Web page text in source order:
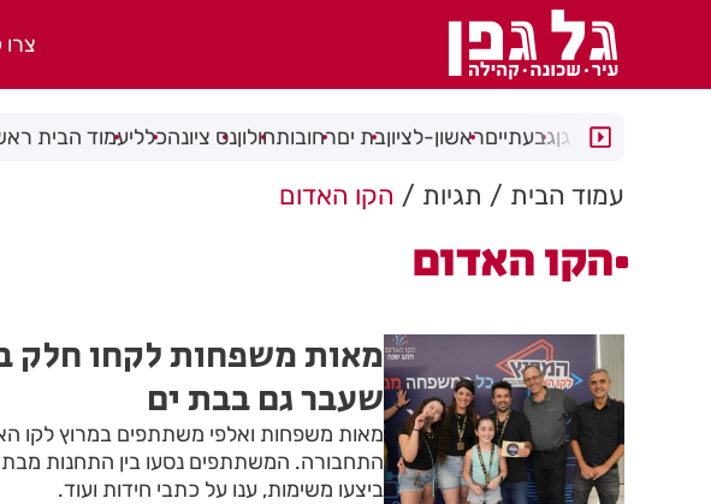
רמת גןגבעתייםראשון-לציוןבת יםרחובותחולוןנס ציונהכלליעמוד הבית
עמוד הבית תגיות הקו האדום
הקו האדום
מאות משפחות לקחו חלק
שעבר גם בבת ים
מאות משפחות ואלפי משתתפים במרוץ לקו
התחבורה. המשתתפים נסעו בין התחנות מבת
ביצעו משימות, ענו על כתבי חידות ועוד.